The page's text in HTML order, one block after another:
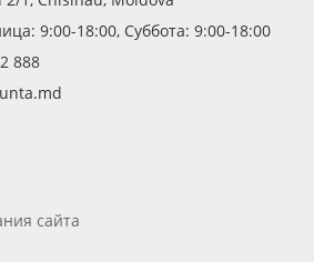
9:00-18:00, Суббота: 9:00-18:00
888
сайта